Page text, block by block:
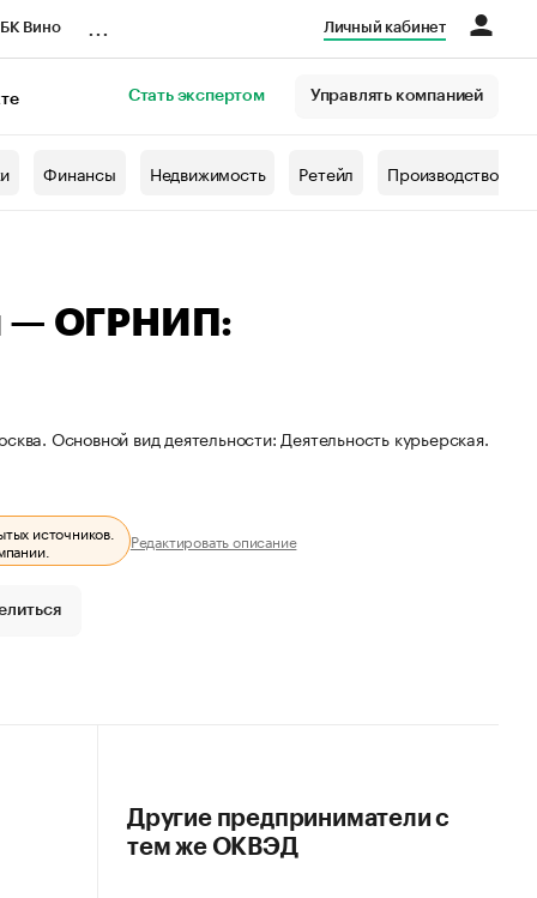
Вино Личный кабинет
Стать экспертом Управлять компанией
Финансы Недвижимость Ретейл Производство
— ОГРНИП:
Основной вид деятельности: Деятельность курьерская.
источников.
Редактировать описание
Другие предприниматели с
тем же ОКВЭД